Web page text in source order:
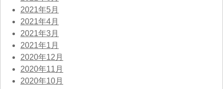
2021年5月
2021年4月
2021年3月
2021年1月
2020年12月
2020年11月
2020年10月